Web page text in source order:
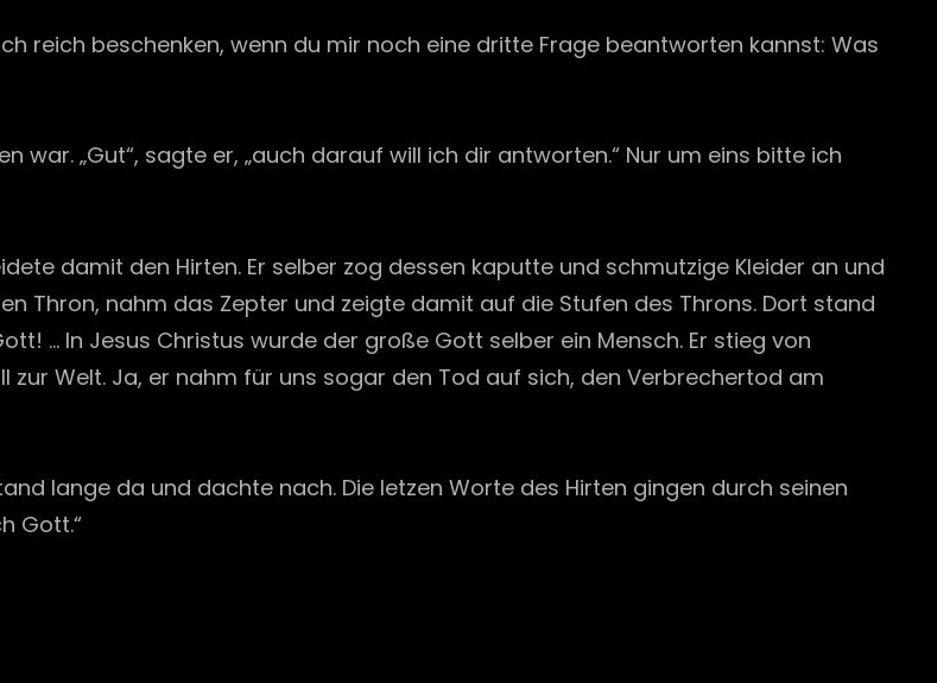
reich beschenken, wenn du mir noch eine dritte Frage beantworten kannst: Was
war. „Gut“, sagte er, „auch darauf will ich dir antworten.“ Nur um eins bitte ich
damit den Hirten. Er selber zog dessen kaputte und schmutzige Kleider an und
Thron, nahm das Zepter und zeigte damit auf die Stufen des Throns. Dort stand
… In Jesus Christus wurde der große Gott selber ein Mensch. Er stieg von
zur Welt. Ja, er nahm für uns sogar den Tod auf sich, den Verbrechertod am
lange da und dachte nach. Die letzen Worte des Hirten gingen durch seinen
Gott.“